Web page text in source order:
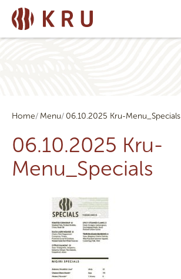
Home Menu 06.10.2025 Kru-Menu_Specials
06.10.2025 Kru-
Menu_Specials